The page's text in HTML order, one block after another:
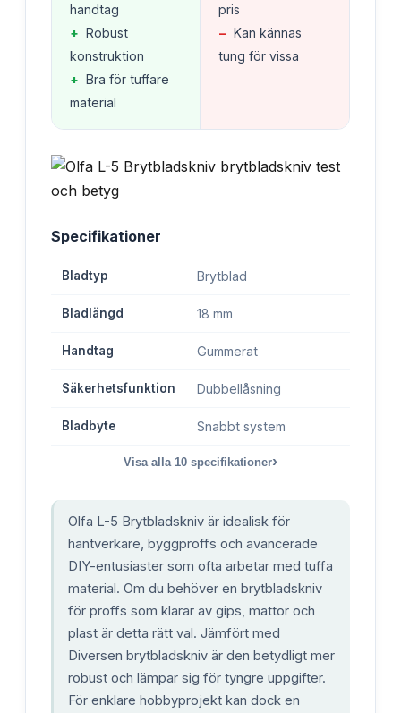
handtag
+ Robust
konstruktion
+ Bra för tuffare
material
pris
− Kan kännas
tung för vissa
Specifikationer
Bladtyp Brytblad
Bladlängd 18 mm
Handtag Gummerat
Säkerhetsfunktion Dubbellåsning
Bladbyte Snabbt system
Visa alla 10 specifikationer›
Olfa L-5 Brytbladskniv är idealisk för
hantverkare, byggproffs och avancerade
DIY-entusiaster som ofta arbetar med tuffa
material. Om du behöver en brytbladskniv
för proffs som klarar av gips, mattor och
plast är detta rätt val. Jämfört med
Diversen brytbladskniv är den betydligt mer
robust och lämpar sig för tyngre uppgifter.
För enklare hobbyprojekt kan dock en